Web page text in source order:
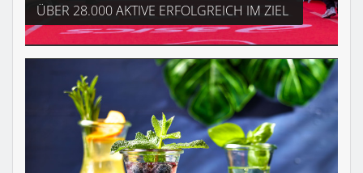
ÜBER 28.000 AKTIVE ERFOLGREICH IM ZIEL